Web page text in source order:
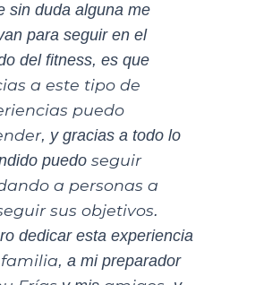
sin duda alguna me
para seguir en el
del fitness, es que
a este tipo de
puedo
, y gracias a todo lo
puedo seguir
a personas a
sus objetivos.
dedicar esta experiencia
, a mi preparador